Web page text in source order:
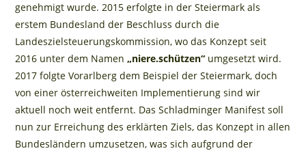
genehmigt wurde. 2015 erfolgte in der Steiermark als
erstem Bundesland der Beschluss durch die
Landeszielsteuerungskommission, wo das Konzept seit
2016 unter dem Namen„niere.schützen“ umgesetzt wird.
2017 folgte Vorarlberg dem Beispiel der Steiermark, doch
von einer österreichweiten Implementierung sind wir
aktuell noch weit entfernt. Das Schladminger Manifest soll
nun zur Erreichung des erklärten Ziels, das Konzept in allen
Bundesländern umzusetzen, was sich aufgrund der